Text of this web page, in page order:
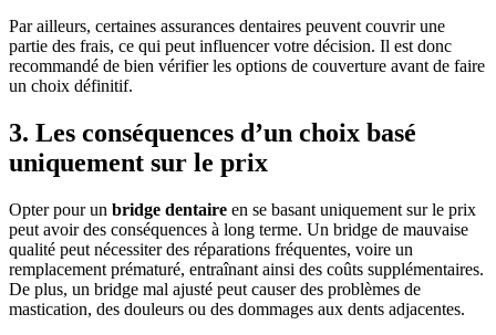
Par ailleurs, certaines assurances dentaires peuvent couvrir une
partie des frais, ce qui peut influencer votre décision. Il est donc
recommandé de bien vérifier les options de couverture avant de faire
un choix définitif.
3. Les conséquences d’un choix basé
uniquement sur le prix
Opter pour un bridge dentaire en se basant uniquement sur le prix
peut avoir des conséquences à long terme. Un bridge de mauvaise
qualité peut nécessiter des réparations fréquentes, voire un
remplacement prématuré, entraînant ainsi des coûts supplémentaires.
De plus, un bridge mal ajusté peut causer des problèmes de
mastication, des douleurs ou des dommages aux dents adjacentes.